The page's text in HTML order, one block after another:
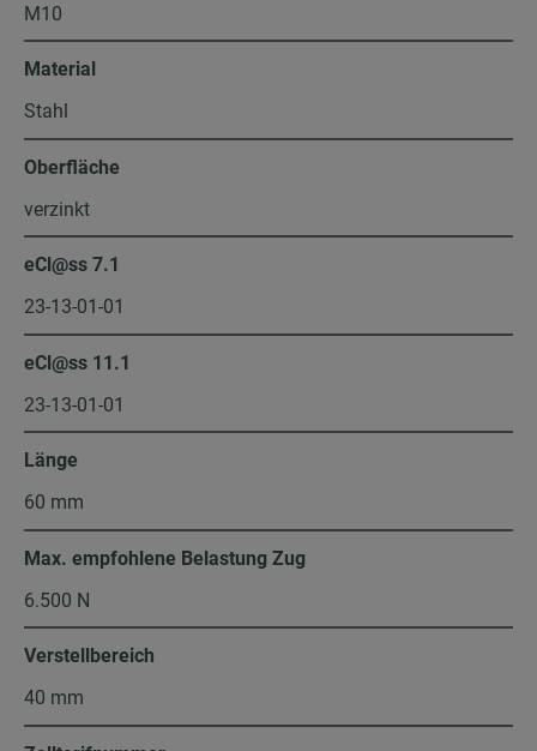
M10
Material
Stahl
Oberfläche
verzinkt
eCl@ss 7.1
23-13-01-01
eCl@ss 11.1
23-13-01-01
Länge
60 mm
Max. empfohlene Belastung Zug
6.500 N
Verstellbereich
40 mm